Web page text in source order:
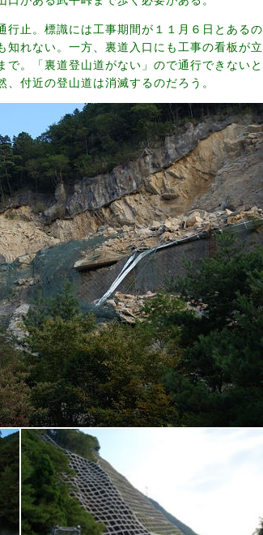
止。標識には工事期間が１１月６日とあるの
れない。一方、裏道入口にも工事の看板が立
。「裏道登山道がない」ので通行できないと
付近の登山道は消滅するのだろう。